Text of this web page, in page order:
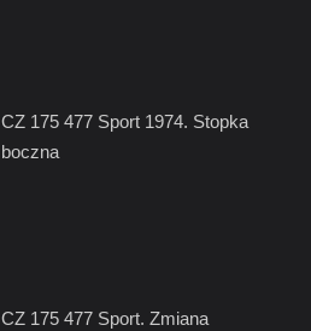
CZ 175 477 Sport 1974. Stopka
boczna
CZ 175 477 Sport. Zmiana